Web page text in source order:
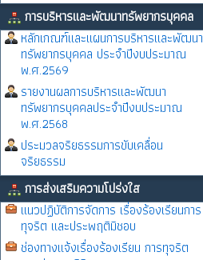
การบริหารและพัฒนาทรัพยากรบุคคล
หลักเกณฑ์และแผนการบริหารและพัฒนา
ทรัพยากรบุคคล ประจำปีงบประมาณ
พ.ศ.2569
รายงานผลการบริหารและพัฒนา
ทรัพยากรบุคคลประจำปีงบประมาณ
พ.ศ.2568
ประมวลจริยธรรมการขับเคลื่อน
จริยธรรม
การส่งเสริมความโปร่งใส
แนวปฏิบัติการจัดการ เรื่องร้องเรียนการ
ทุจริต และประพฤติมิชอบ
ช่องทางแจ้งเรื่องร้องเรียน การทุจริต